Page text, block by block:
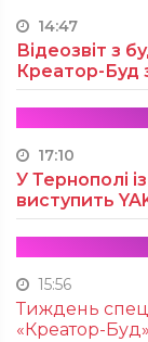
14:47
Відеозвіт з
Креатор-Буд
17:10
У Тернополі
виступить
15:56
Тиждень
«Креатор-Буд»